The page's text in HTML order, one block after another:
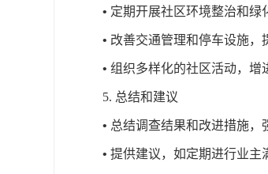
• 定期开展社区环境整治和绿
• 改善交通管理和停车设施，
• 组织多样化的社区活动，增
5. 总结和建议
• 总结调查结果和改进措施，
• 提供建议，如定期进行业主